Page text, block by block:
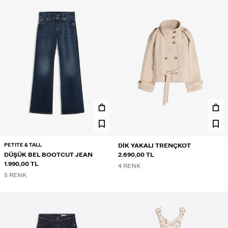
PETITE & TALL
DÜŞÜK BEL BOOTCUT JEAN
1.990,00 TL
5 RENK
DIK YAKALI TRENÇKOT
2.690,00 TL
4 RENK